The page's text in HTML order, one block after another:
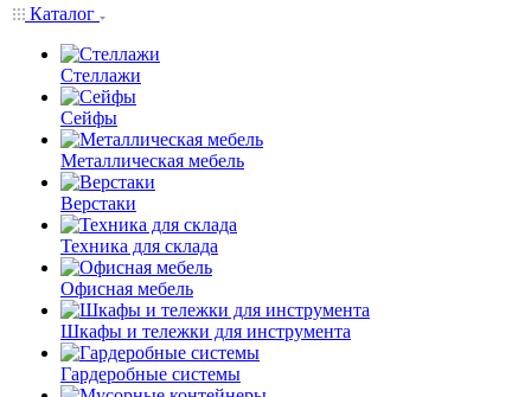
Каталог
Стеллажи
Сейфы
Металлическая мебель
Верстаки
Техника для склада
Офисная мебель
Шкафы и тележки для инструмента
Гардеробные системы